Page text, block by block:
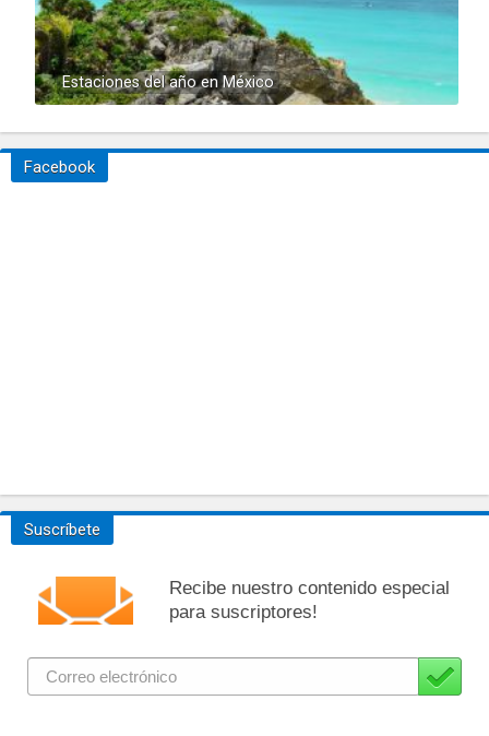
Estaciones del año en México
Facebook
Suscríbete
Recibe nuestro contenido especial
para suscriptores!